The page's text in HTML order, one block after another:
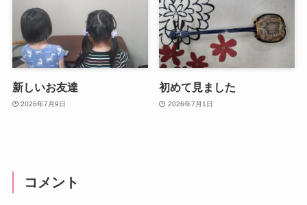
新しいお友達
2026年7月9日
初めて見ました
2026年7月1日
コメント